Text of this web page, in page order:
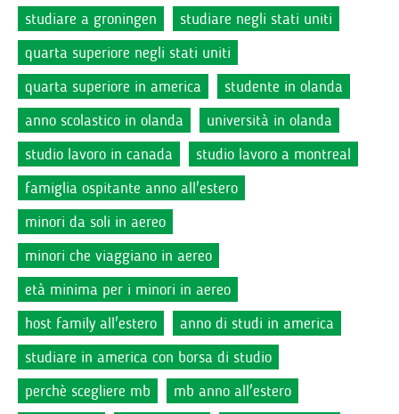
studiare a groningen
studiare negli stati uniti
quarta superiore negli stati uniti
quarta superiore in america
studente in olanda
anno scolastico in olanda
università in olanda
studio lavoro in canada
studio lavoro a montreal
famiglia ospitante anno all'estero
minori da soli in aereo
minori che viaggiano in aereo
età minima per i minori in aereo
host family all'estero
anno di studi in america
studiare in america con borsa di studio
perchè scegliere mb
mb anno all'estero